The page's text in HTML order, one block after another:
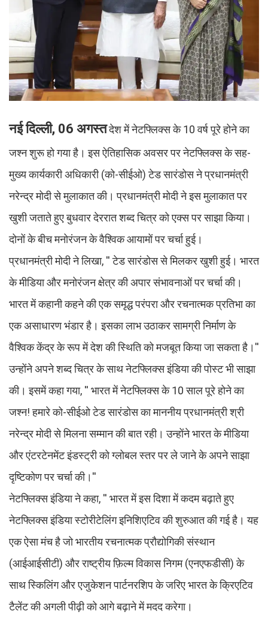
नई दिल्ली, 06 अगस्तदेश में नेटफ्लिक्स के 10 वर्ष पूरे होने का
जश्न शुरू हो गया है। इस ऐतिहासिक अवसर पर नेटफ्लिक्स के सह-
मुख्य कार्यकारी अधिकारी (को-सीईओ) टेड सारंडोस ने प्रधानमंत्री
नरेन्द्र मोदी से मुलाकात की। प्रधानमंत्री मोदी ने इस मुलाकात पर
खुशी जताते हुए बुधवार देररात शब्द चित्र को एक्स पर साझा किया।
दोनों के बीच मनोरंजन के वैश्विक आयामों पर चर्चा हुई।
प्रधानमंत्री मोदी ने लिखा, '' टेड सारंडोस से मिलकर खुशी हुई। भारत
के मीडिया और मनोरंजन क्षेत्र की अपार संभावनाओं पर चर्चा की।
भारत में कहानी कहने की एक समृद्ध परंपरा और रचनात्मक प्रतिभा का
एक असाधारण भंडार है। इसका लाभ उठाकर सामग्री निर्माण के
वैश्विक केंद्र के रूप में देश की स्थिति को मजबूत किया जा सकता है।''
उन्होंने अपने शब्द चित्र के साथ नेटफ्लिक्स इंडिया की पोस्ट भी साझा
की। इसमें कहा गया, '' भारत में नेटफ्लिक्स के 10 साल पूरे होने का
जश्न! हमारे को-सीईओ टेड सारंडोस का माननीय प्रधानमंत्री श्री
नरेन्द्र मोदी से मिलना सम्मान की बात रही। उन्होंने भारत के मीडिया
और एंटरटेनमेंट इंडस्ट्री को ग्लोबल स्तर पर ले जाने के अपने साझा
दृष्टिकोण पर चर्चा की।''
नेटफ्लिक्स इंडिया ने कहा, '' भारत में इस दिशा में कदम बढ़ाते हुए
नेटफ्लिक्स इंडिया स्टोरीटेलिंग इनिशिएटिव की शुरुआत की गई है। यह
एक ऐसा मंच है जो भारतीय रचनात्मक प्रौद्योगिकी संस्थान
(आईआईसीटी) और राष्ट्रीय फ़िल्म विकास निगम (एनएफडीसी) के
साथ स्किलिंग और एजुकेशन पार्टनरशिप के जरिए भारत के क्रिएटिव
टैलेंट की अगली पीढ़ी को आगे बढ़ाने में मदद करेगा।